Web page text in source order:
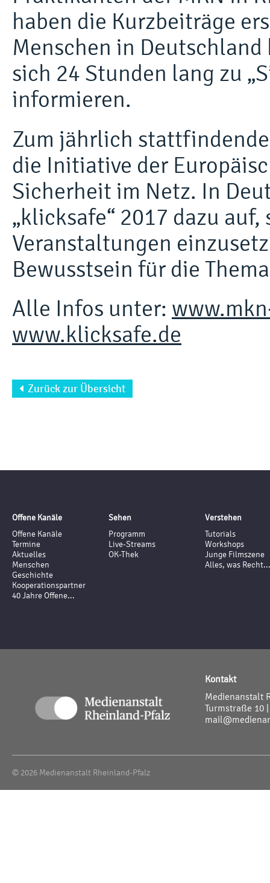
haben die Kurzbeiträge
Menschen in
sich 24 Stunden lang zu
informieren.
Zum jährlich
die Initiative der
Sicherheit im Netz. In
„klicksafe“ 2017 dazu
Veranstaltungen
Bewusstsein für die
Alle Infos unter:
www.klicksafe.de
Zurück zur Übersicht
Offene Kanäle
Offene Kanäle
Termine
Aktuelles
Menschen
Geschichte
Kooperationspartner
40 Jahre Offene...
Sehen
Programm
Live-Streams
OK-Thek
Verstehen
Tutorials
Workshops
Junge Filmszene
Alles, was Recht...
Kontakt
Medienanstalt
Turmstraße 10
© 2026 Medienanstalt Rheinland-Pfalz